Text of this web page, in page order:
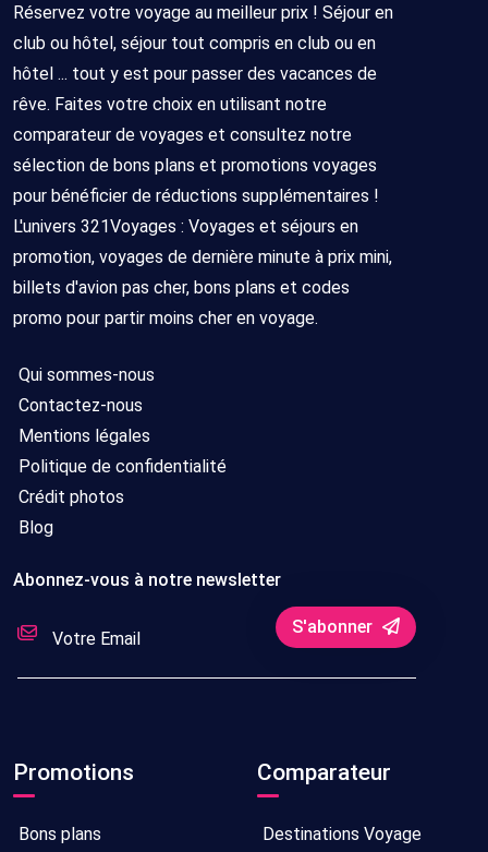
Réservez votre voyage au meilleur prix ! Séjour en
club ou hôtel, séjour tout compris en club ou en
hôtel ... tout y est pour passer des vacances de
rêve. Faites votre choix en utilisant notre
comparateur de voyages et consultez notre
sélection de bons plans et promotions voyages
pour bénéficier de réductions supplémentaires !
L'univers 321Voyages : Voyages et séjours en
promotion, voyages de dernière minute à prix mini,
billets d'avion pas cher, bons plans et codes
promo pour partir moins cher en voyage.
Qui sommes-nous
Contactez-nous
Mentions légales
Politique de confidentialité
Crédit photos
Blog
Abonnez-vous à notre newsletter
S'abonner
Promotions
Bons plans
Comparateur
Destinations Voyage